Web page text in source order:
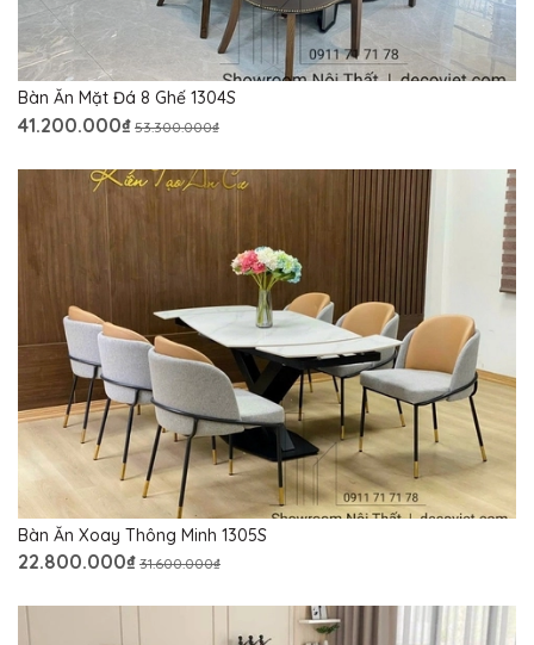
Bàn Ăn Mặt Đá 8 Ghế 1304S
41.200.000₫ 53.300.000₫
Bàn Ăn Xoay Thông Minh 1305S
22.800.000₫ 31.600.000₫